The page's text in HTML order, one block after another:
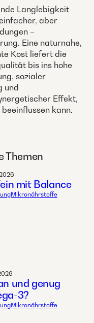
Langlebigkeit
aber
–
Eine naturnahe,
Kost liefert die
bis ins hohe
sozialer
und
Effekt,
kann.
Themen
mit Balance
Mikronährstoffe
und genug
3?
Mikronährstoffe